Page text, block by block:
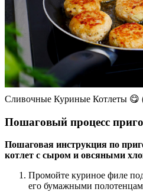
Сливочные Куриные Котлеты 😋
Пошаговый процесс
Пошаговая инструкция по
котлет с сыром и овсяными
Промойте куриное филе
его бумажными